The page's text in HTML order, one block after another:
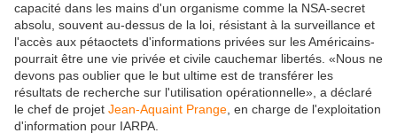
capacité dans les mains d'un organisme comme la NSA-secret
absolu, souvent au-dessus de la loi, résistant à la surveillance et
l'accès aux pétaoctets d'informations privées sur les Américains-
pourrait être une vie privée et civile cauchemar libertés. «Nous ne
devons pas oublier que le but ultime est de transférer les
résultats de recherche sur l'utilisation opérationnelle», a déclaré
le chef de projet Jean-Aquaint Prange , en charge de l'exploitation
d'information pour IARPA.